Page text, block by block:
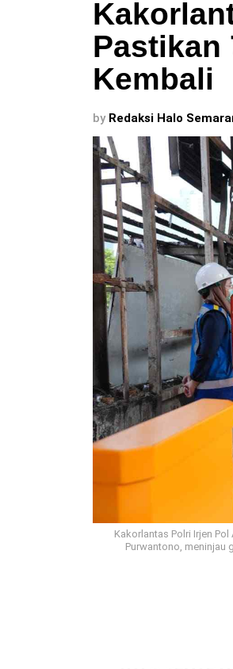
Pastikan
Kembali
by Redaksi Halo
Kakorlantas Polri Irjen
Purwantono, meninjau